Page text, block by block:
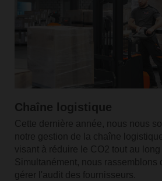
Chaîne logistique
Cette dernière année, nous nous
notre gestion de la chaîne
visant à réduire le CO2 tout au
Simultanément, nous rassemblons
gérer l'audit des fournisseurs.